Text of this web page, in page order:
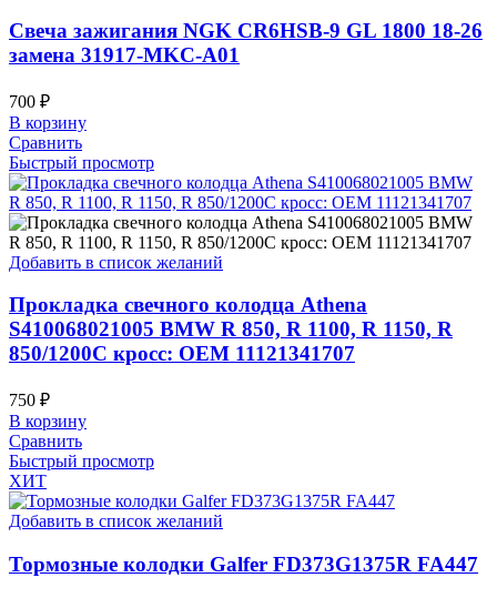
Свеча зажигания NGK CR6HSB-9 GL 1800 18-26
замена 31917-MKC-A01
700 ₽
В корзину
Сравнить
Быстрый просмотр
Добавить в список желаний
Прокладка свечного колодца Athena
S410068021005 BMW R 850, R 1100, R 1150, R
850/1200C кросс: OEM 11121341707
750 ₽
В корзину
Сравнить
Быстрый просмотр
ХИТ
Добавить в список желаний
Тормозные колодки Galfer FD373G1375R FA447